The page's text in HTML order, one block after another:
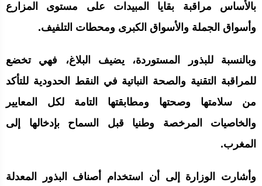
بالأساس مراقبة بقايا المبيدات على مستوى المزارع
وأسواق الجملة والأسواق الكبرى ومحطات التلفيف.
وبالنسبة للبذور المستوردة، يضيف البلاغ، فهي تخضع
للمراقبة التقنية والصحة النباتية في النقط الحدودية للتأكد
من سلامتها وصحتها ومطابقتها التامة لكل المعايير
والخاصيات المرخصة وطنيا قبل السماح بإدخالها إلى
المغرب.
وأشارت الوزارة إلى أن استخدام أصناف البذور المعدلة